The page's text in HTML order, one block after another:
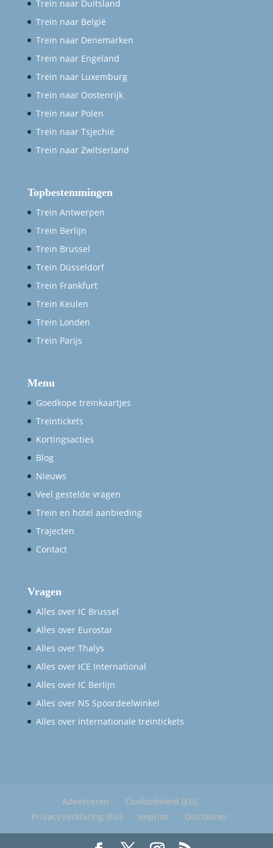
Trein naar Duitsland
Trein naar België
Trein naar Denemarken
Trein naar Engeland
Trein naar Luxemburg
Trein naar Oostenrijk
Trein naar Polen
Trein naar Tsjechië
Trein naar Zwitserland
Topbestemmingen
Trein Antwerpen
Trein Berlijn
Trein Brussel
Trein Düsseldorf
Trein Frankfurt
Trein Keulen
Trein Londen
Trein Parijs
Menu
Goedkope treinkaartjes
Treintickets
Kortingsacties
Blog
Nieuws
Veel gestelde vragen
Trein en hotel aanbieding
Trajecten
Contact
Vragen
Alles over IC Brussel
Alles over Eurostar
Alles over Thalys
Alles over ICE International
Alles over IC Berlijn
Alles over NS Spoordeelwinkel
Alles over internationale treintickets
Adverteren
Cookiebeleid (EU)
Privacyverklaring (EU)
Imprint Disclaimer